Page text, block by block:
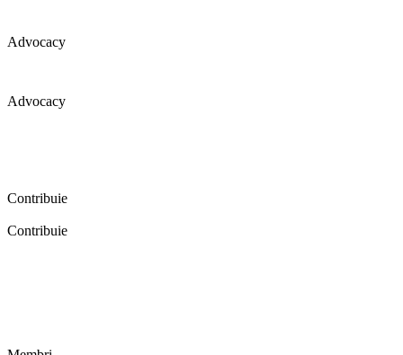
Advocacy
Advocacy
Contribuie
Contribuie